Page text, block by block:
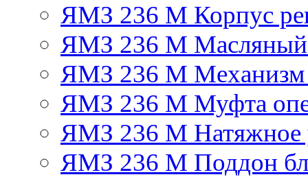
ЯМЗ 236 М Корпус
ЯМЗ 236 М Масляный
ЯМЗ 236 М Механизм
ЯМЗ 236 М Муфта
ЯМЗ 236 М Натяжное
ЯМЗ 236 М Поддон